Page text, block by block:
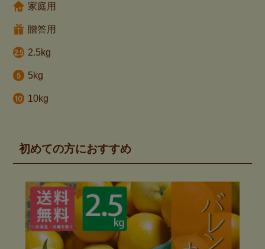
家庭用
贈答用
2.5kg
5kg
10kg
初めての方におすすめ